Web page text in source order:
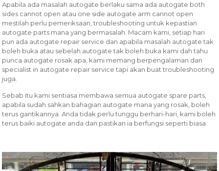
Apabila ada masalah autogate berlaku sama ada autogate both
sides cannot open atau one side autogate arm cannot open
mestilah perlu pemeriksaan, troubleshooting untuk kepastian
autogate parts mana yang bermasalah. Macam kami, setiap hari
pun ada autogate repair service dan apabila masalah autogate tak
boleh buka atau sebelah autogate tak boleh buka kami dah tahu
punca autogate rosak apa, kami memang berpengalaman dan
specialist in autogate repair service tapi akan buat troubleshooting
juga.
Sebab itu kami sentiasa membawa semua autogate spare parts,
apabila sudah sahkan bahagian autogate mana yang rosak, boleh
terus gantikannya. Anda tidak perlu tunggu berhari-hari, kami boleh
terus baiki autogate anda dan pastikan ia berfungsi seperti biasa.